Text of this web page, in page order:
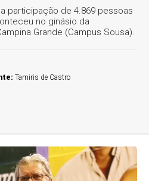
participação de 4.869 pessoas
no ginásio da
Grande (Campus Sousa).
Tamiris de Castro